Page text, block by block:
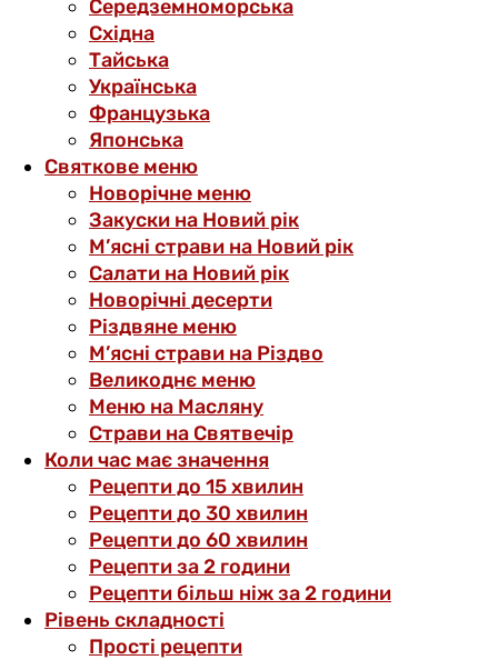
Середземноморська
Східна
Тайська
Українська
Французька
Японська
Святкове меню
Новорічне меню
Закуски на Новий рік
М’ясні страви на Новий рік
Салати на Новий рік
Новорічні десерти
Різдвяне меню
М’ясні страви на Різдво
Великоднє меню
Меню на Масляну
Страви на Святвечір
Коли час має значення
Рецепти до 15 хвилин
Рецепти до 30 хвилин
Рецепти до 60 хвилин
Рецепти за 2 години
Рецепти більш ніж за 2 години
Рівень складності
Прості рецепти